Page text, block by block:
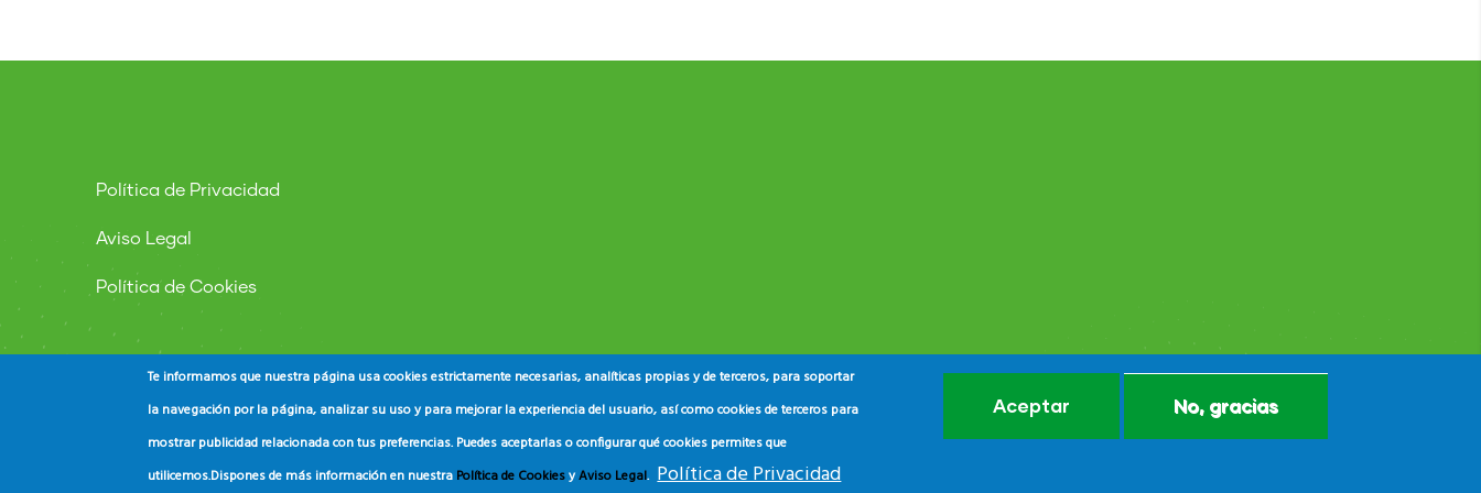
Política de Privacidad
Aviso Legal
Política de Cookies
© Copyright ADEAC2023. All Rights Reserved.
Te informamos que nuestra página usa cookies estrictamente necesarias, analíticas propias y de terceros, para soportar
la navegación por la página, analizar su uso y para mejorar la experiencia del usuario, así como cookies de terceros para
mostrar publicidad relacionada con tus preferencias. Puedes aceptarlas o configurar qué cookies permites que
utilicemos.Dispones de más información en nuestra Política de CookiesyAviso Legal. Política de Privacidad
Aceptar No, gracias